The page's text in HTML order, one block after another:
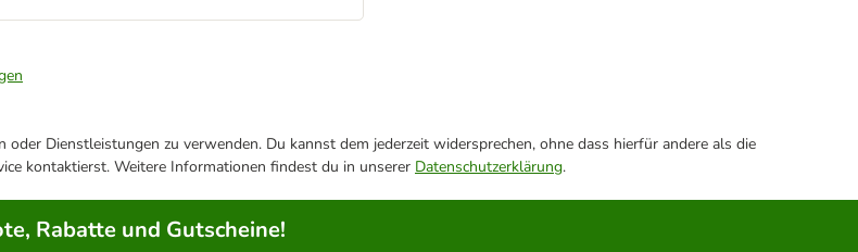
Dienstleistungen zu verwenden. Du kannst dem jederzeit widersprechen, ohne dass hierfür andere als die
kontaktierst. Weitere Informationen findest du in unserer Datenschutzerklärung.
Rabatte und Gutscheine!